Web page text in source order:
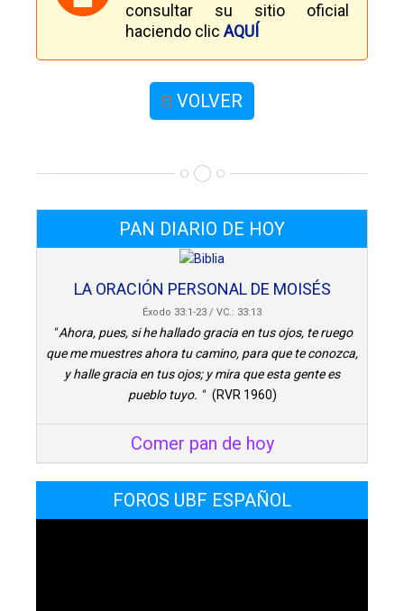
consultar su sitio oficial
haciendo clic AQUÍ
VOLVER
PAN DIARIO DE HOY
LA ORACIÓN PERSONAL DE MOISÉS
Éxodo 33:1-23 / VC.: 33:13
" Ahora, pues, si he hallado gracia en tus ojos, te ruego
que me muestres ahora tu camino, para que te conozca,
y halle gracia en tus ojos; y mira que esta gente es
pueblo tuyo. "(RVR 1960)
Comer pan de hoy
FOROS UBF ESPAÑOL